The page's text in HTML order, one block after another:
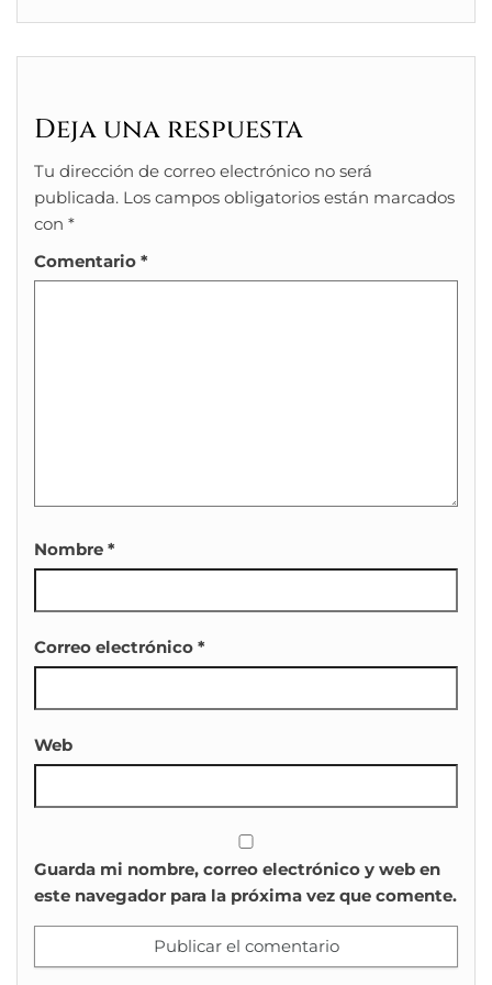
Deja una respuesta
Tu dirección de correo electrónico no será
publicada. Los campos obligatorios están marcados
con *
Comentario *
Nombre *
Correo electrónico *
Web
Guarda mi nombre, correo electrónico y web en
este navegador para la próxima vez que comente.